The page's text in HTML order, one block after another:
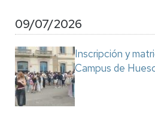
09/07/2026
Inscripción y
Campus de